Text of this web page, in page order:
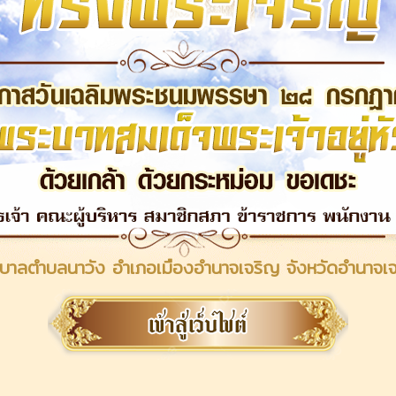
าลตำบลนาวัง อำเภอเมืองอำนาจเจริญ จังหวัดอำนาจ